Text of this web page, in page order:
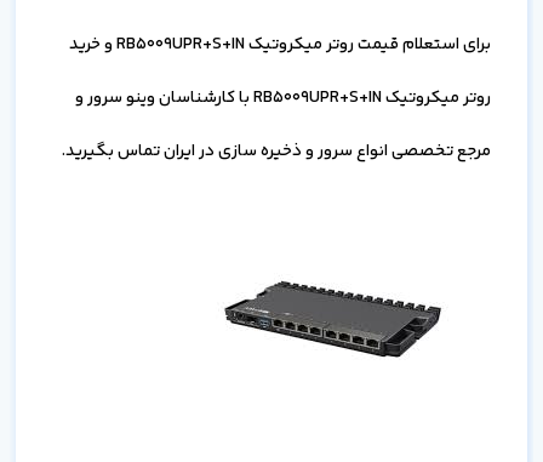
برای استعلام قیمت روتر میکروتیک RB5009UPR+S+IN و خرید
روتر میکروتیک RB5009UPR+S+IN با کارشناسان وینو سرور و
مرجع تخصصی انواع سرور و ذخیره سازی در ایران تماس بگیرید.